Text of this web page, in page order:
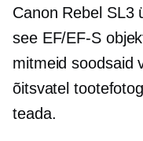
Canon Rebel SL3
see EF/EF-S
mitmeid soodsaid
õitsvatel
teada.